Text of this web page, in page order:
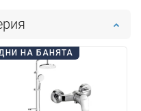
НА БАНЯТА